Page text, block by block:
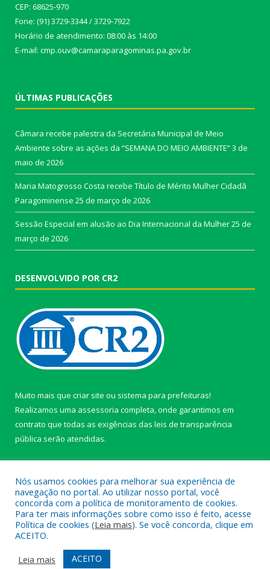
CEP: 68625-970
Fone: (91) 3729-3344 / 3729-7922
Horário de atendimento: 08:00 às 14:00
E-mail: cmp.ouv@camaraparagominas.pa.gov.br
ÚLTIMAS PUBLICAÇÕES
Câmara recebe palestra da Secretária Municipal de Meio
Ambiente sobre as ações da “SEMANA DO MEIO AMBIENTE”3 de
maio de 2026
Maria Matogrosso Costa recebe Título de Mérito Mulher Cidadã
Paragominense 25 de março de 2026
Sessão Especial em alusão ao Dia Internacional da Mulher25 de
março de 2026
DESENVOLVIDO POR CR2
Muito mais que criar site ou sistema para prefeituras!
Realizamos uma assessoria completa, onde garantimos em
contrato que todas as exigências das leis de transparência
pública serão atendidas.
Todos os direitos reservados a câmara de Paragominas.
Mapa do Site
Acessar Área Administrativa
Nós usamos cookies para melhorar sua experiência de
navegação no portal. Ao utilizar nosso portal, você
concorda com a política de monitoramento de cookies.
Para ter mais informações sobre como isso é feito, acesse
Política de cookies (Leia mais). Se você concorda, clique em
ACEITO.
Leia mais
ACEITO